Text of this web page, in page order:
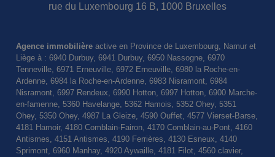
rue du Luxembourg 16 B, 1000 Bruxelles
Agence immobilière active en Province de Luxembourg, Namur et
Liège à : 6940 Durbuy, 6941 Durbuy, 6950 Nassogne, 6970
Tenneville, 6971 Erneuville, 6972 Erneuville, 6980 la Roche-en-
Ardenne, 6984 la Roche-en-Ardenne, 6983 Nisramont, 6984
Nisramont, 6997 Rendeux, 6990 Hotton, 6997 Hotton, 6900 Marche-
en-famenne, 5360 Havelange, 5362 Hamois, 5352 Ohey, 5351
Ohey, 5350 Ohey, 4987 La Gleize, 4590 Ouffet, 4577 Vierset-Barse,
4181 Hamoir, 4180 Comblain-Fairon, 4170 Comblain-au-Pont, 4160
Antismes, 4151 Antismes, 4190 Ferrières, 4130 Esneux, 4140
Sprimont, 6960 Manhay, 4920 Aywaille, 4181 Filot, 4560 clavier,